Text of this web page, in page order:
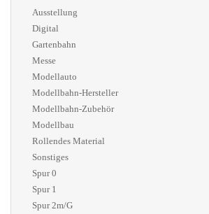
Ausstellung
Digital
Gartenbahn
Messe
Modellauto
Modellbahn-Hersteller
Modellbahn-Zubehör
Modellbau
Rollendes Material
Sonstiges
Spur 0
Spur 1
Spur 2m/G